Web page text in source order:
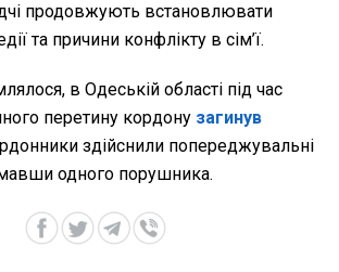
продовжують встановлювати
та причини конфлікту в сім’ї.
в Одеській області під час
перетину кордону загинув
здійснили попереджувальні
одного порушника.